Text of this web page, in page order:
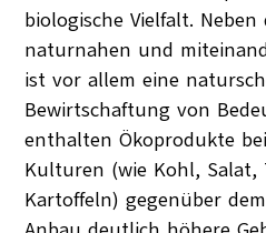
biologische Vielfalt.
naturnahen und
ist vor allem eine
Bewirtschaftung von
enthalten Ökoprodukte
Kulturen (wie Kohl, Salat,
Kartoffeln) gegenüber